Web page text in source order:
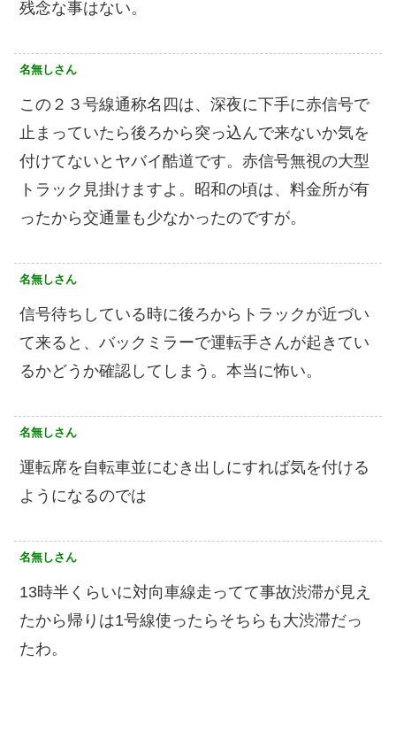
残念な事はない。
名無しさん
この２３号線通称名四は、深夜に下手に赤信号で
止まっていたら後ろから突っ込んで来ないか気を
付けてないとヤバイ酷道です。赤信号無視の大型
トラック見掛けますよ。昭和の頃は、料金所が有
ったから交通量も少なかったのですが。
名無しさん
信号待ちしている時に後ろからトラックが近づい
て来ると、バックミラーで運転手さんが起きてい
るかどうか確認してしまう。本当に怖い。
名無しさん
運転席を自転車並にむき出しにすれば気を付ける
ようになるのでは
名無しさん
13時半くらいに対向車線走ってて事故渋滞が見え
たから帰りは1号線使ったらそちらも大渋滞だっ
たわ。